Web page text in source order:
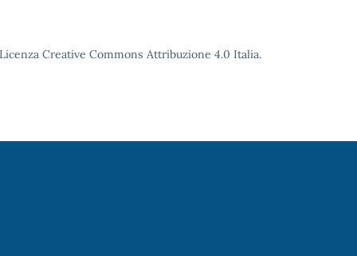
Creative Commons Attribuzione 4.0 Italia.